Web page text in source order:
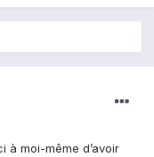
à moi-même d’avoir